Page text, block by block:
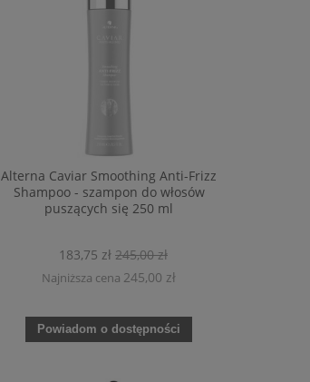
Alterna Caviar Smoothing Anti-Frizz
Shampoo - szampon do włosów
puszących się 250 ml
183,75 zł 245,00 zł
Najniższa cena 245,00 zł
Powiadom o dostępności